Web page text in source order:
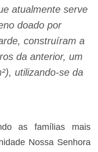
atualmente serve
doado por
construíram a
da anterior, um
utilizando-se da
as famílias mais
Nossa Senhora